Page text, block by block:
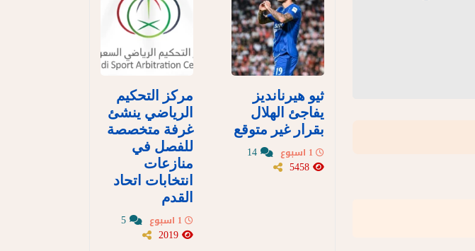
ثيو هيرنانديز
يفاجئ الهلال
بقرار غير متوقع
مركز التحكيم
الرياضي ينشئ
غرفة متخصصة
للفصل في
منازعات
انتخابات اتحاد
القدم